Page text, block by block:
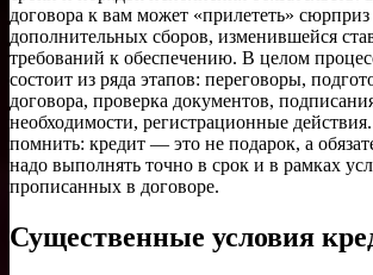
договора к вам может «прилететь»
дополнительных сборов, изменившейся
требований к обеспечению. В целом
состоит из ряда этапов: переговоры,
договора, проверка документов,
необходимости, регистрационные
помнить: кредит — это не подарок, а
надо выполнять точно в срок и в рамках
прописанных в договоре.
Существенные условия